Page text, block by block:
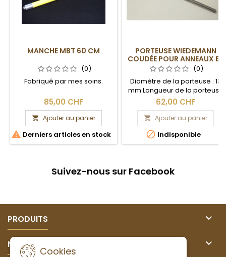
MANCHE MBT 60 CM
(0)
Fabriqué par mes soins.
85,00 CHF
 Ajouter au panier
 Derniers articles en stock
PORTEUSE WIEDEMANN
COUDÉE POUR ANNEAUX ET
RACLOIRS (0)
Diamètre de la porteuse : 13
mm Longueur de la porteuse
: 340 mm
62,00 CHF
 Ajouter au panier
 Indisponible
Suivez-nous sur Facebook
PRODUITS 
NOTRE SOCIÉTÉ 
Cookies